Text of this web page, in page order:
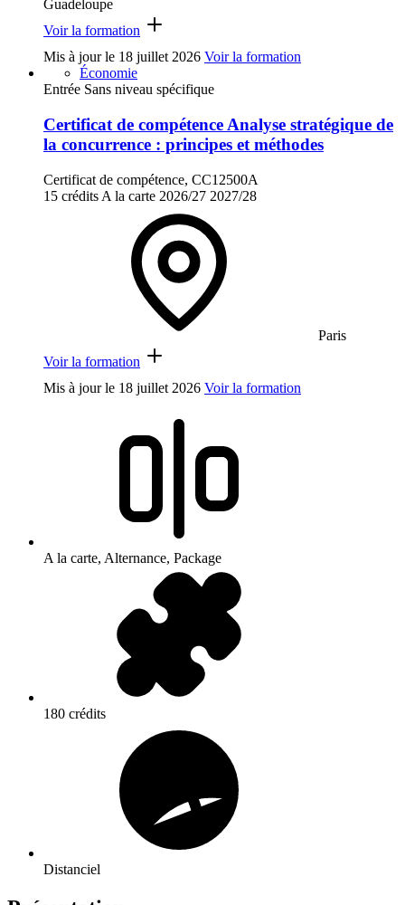
Guadeloupe
Voir la formation
Mis à jour le 18 juillet 2026 Voir la formation
Économie
Entrée Sans niveau spécifique
Certificat de compétence Analyse stratégique de
la concurrence : principes et méthodes
Certificat de compétence, CC12500A
15 crédits A la carte 2026/27 2027/28
Paris
Voir la formation
Mis à jour le 18 juillet 2026 Voir la formation
A la carte, Alternance, Package
180 crédits
Distanciel